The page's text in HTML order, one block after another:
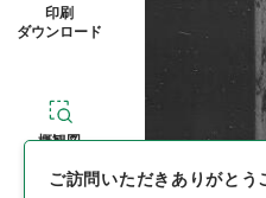
印刷
ダウンロード
概観図
ご訪問いただきありがとう